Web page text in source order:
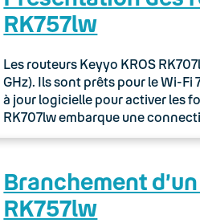
RK757lw
Les routeurs Keyyo KROS
GHz). Ils sont prêts pour le Wi-Fi
à jour logicielle pour activer les
RK707lw embarque une
Branchement
RK757lw